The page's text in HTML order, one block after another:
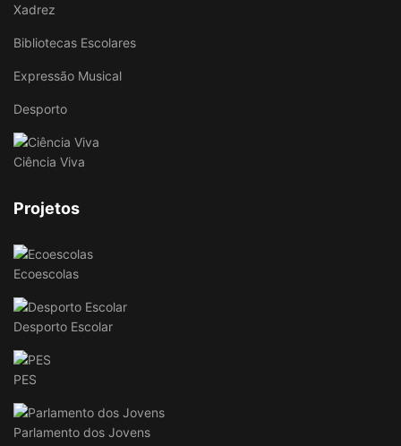
Xadrez
Bibliotecas Escolares
Expressão Musical
Desporto
Ciência Viva
Projetos
Ecoescolas
Desporto Escolar
PES
Parlamento dos Jovens